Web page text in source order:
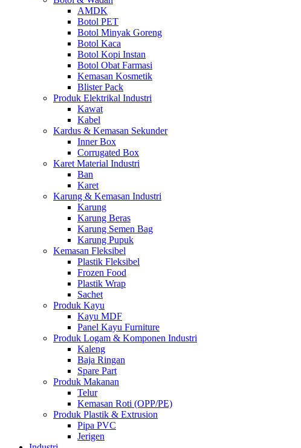
AMDK
Botol PET
Botol Minyak Goreng
Botol Kaca
Botol Kopi Instan
Botol Obat Farmasi
Kemasan Kosmetik
Blister Pack
Produk Elektrikal Industri
Kawat
Kabel
Kardus & Kemasan Sekunder
Inner Box
Corrugated Box
Karet Material Industri
Ban
Karet
Karung & Kemasan Industri
Karung
Karung Beras
Karung Semen Bag
Karung Pupuk
Kemasan Fleksibel
Plastik Fleksibel
Frozen Food
Plastik Wrap
Sachet
Produk Kayu
Kayu MDF
Panel Kayu Furniture
Produk Logam & Komponen Industri
Kaleng
Baja Ringan
Spare Part
Produk Makanan
Telur
Kemasan Roti (OPP/PE)
Produk Plastik & Extrusion
Pipa PVC
Jerigen